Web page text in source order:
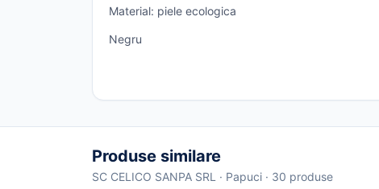
Material: piele ecologica
Negru
Produse similare
SC CELICO SANPA SRL · Papuci · 30 produse